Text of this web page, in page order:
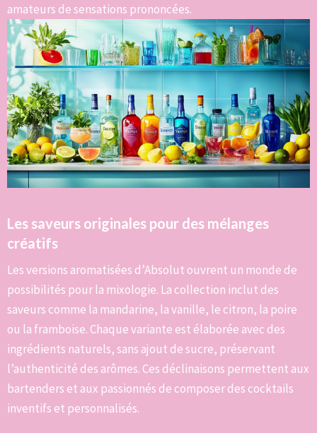
amateurs de sensations prononcées.
Les saveurs originales pour des mélanges
créatifs
Les versions aromatisées d’Absolut ouvrent un monde de
possibilités pour la mixologie. La collection inclut des
saveurs comme la mandarine, la vanille, le citron, la poire
ou la framboise. Chaque variante est élaborée avec des
ingrédients naturels, sans ajout de sucre, préservant
l’authenticité des arômes. Ces déclinaisons permettent aux
bartenders et aux passionnés de composer des cocktails
inventifs et personnalisés.